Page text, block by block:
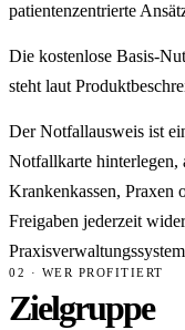
patientenzentrierte
Die kostenlose Basis-
steht laut
Der Notfallausweis ist
Notfallkarte hinterlegen,
Krankenkassen, Praxen
Freigaben jederzeit
02 · WER PROFITIERT
Zielgruppe